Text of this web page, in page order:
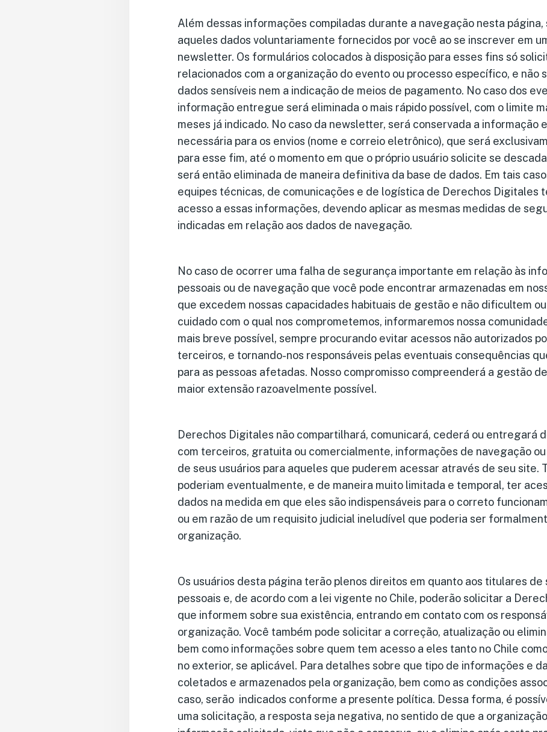
Além dessas informações compiladas durante a navegação nesta página,
aqueles dados voluntariamente fornecidos por você ao se inscrever em
newsletter. Os formulários colocados à disposição para esses fins só
relacionados com a organização do evento ou processo específico, e não
dados sensíveis nem a indicação de meios de pagamento. No caso dos
informação entregue será eliminada o mais rápido possível, com o limite
meses já indicado. No caso da newsletter, será conservada a informação
necessária para os envios (nome e correio eletrônico), que será
para esse fim, até o momento em que o próprio usuário solicite se
será então eliminada de maneira definitiva da base de dados. Em tais
equipes técnicas, de comunicações e de logística de Derechos Digitales
acesso a essas informações, devendo aplicar as mesmas medidas de
indicadas em relação aos dados de navegação.
No caso de ocorrer uma falha de segurança importante em relação às
pessoais ou de navegação que você pode encontrar armazenadas em
que excedem nossas capacidades habituais de gestão e não dificultem
cuidado com o qual nos comprometemos, informaremos nossa
mais breve possível, sempre procurando evitar acessos não autorizados
terceiros, e tornando-nos responsáveis pelas eventuais consequências
para as pessoas afetadas. Nosso compromisso compreenderá a gestão
maior extensão razoavelmente possível.
Derechos Digitales não compartilhará, comunicará, cederá ou entregará
com terceiros, gratuita ou comercialmente, informações de navegação
de seus usuários para aqueles que puderem acessar através de seu site.
poderiam eventualmente, e de maneira muito limitada e temporal, ter
dados na medida em que eles são indispensáveis para o correto
ou em razão de um requisito judicial ineludível que poderia ser
organização.
Os usuários desta página terão plenos direitos em quanto aos titulares de
pessoais e, de acordo com a lei vigente no Chile, poderão solicitar a
que informem sobre sua existência, entrando em contato com os
organização. Você também pode solicitar a correção, atualização ou
bem como informações sobre quem tem acesso a eles tanto no Chile
no exterior, se aplicável. Para detalhes sobre que tipo de informações e
coletados e armazenados pela organização, bem como as condições
caso, serão indicados conforme a presente política. Dessa forma, é
uma solicitação, a resposta seja negativa, no sentido de que a